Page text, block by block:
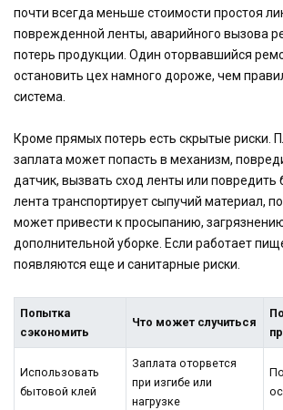
почти всегда меньше стоимости простоя
поврежденной ленты, аварийного вызова
потерь продукции. Один оторвавшийся
остановить цех намного дороже, чем
система.
Кроме прямых потерь есть скрытые риски.
заплата может попасть в механизм,
датчик, вызвать сход ленты или повредить
лента транспортирует сыпучий материал,
может привести к просыпанию,
дополнительной уборке. Если работает
появляются еще и санитарные риски.
Попытка
сэкономить
Что может случиться
Использовать
бытовой клей
Заплата оторвется
при изгибе или
нагрузке